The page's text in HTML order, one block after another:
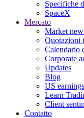
Specifiche
SpaceX
Mercato
Market
Quotazioni
Calendario
Corporate
Updates
Blog
US
Learn
Client
Contatto